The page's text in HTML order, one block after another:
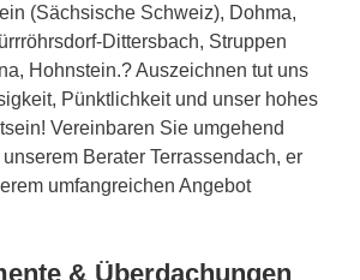
(Sächsische Schweiz), Dohma,
Dittersbach, Struppen
Hohnstein.? Auszeichnen tut uns
Pünktlichkeit und unser hohes
Vereinbaren Sie umgehend
Berater Terrassendach, er
umfangreichen Angebot
& Überdachungen